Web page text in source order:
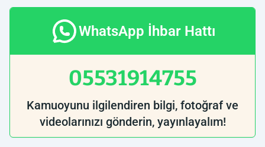
WhatsApp İhbar Hattı
05531914755
Kamuoyunu ilgilendiren bilgi, fotoğraf ve
videolarınızı gönderin, yayınlayalım!